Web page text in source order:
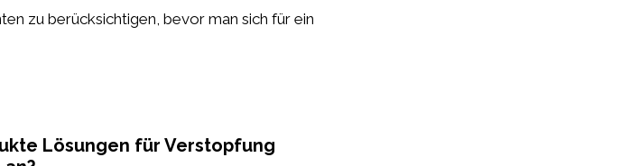
zu berücksichtigen, bevor man sich für ein
Lösungen für Verstopfung